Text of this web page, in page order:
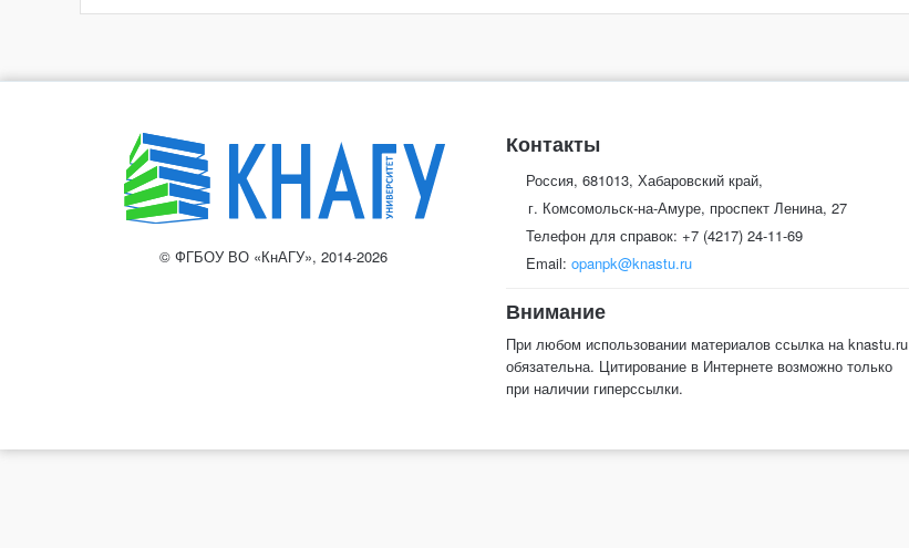
© ФГБОУ ВО «КнАГУ», 2014-2026
Контакты
Россия, 681013, Хабаровский край,
г. Комсомольск-на-Амуре, проспект Ленина, 27
Телефон для справок: +7 (4217) 24-11-69
Email: opanpk@knastu.ru
Внимание
При любом использовании материалов ссылка на knastu.ru
обязательна. Цитирование в Интернете возможно только
при наличии гиперссылки.